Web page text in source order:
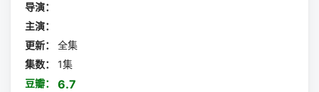
导演：
主演：
更新：
全集
集数：
1集
豆瓣：
6.7